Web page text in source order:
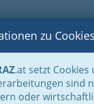
BLOGS F
zu
.at setzt
sind
oder
Handel in Graz Dinge